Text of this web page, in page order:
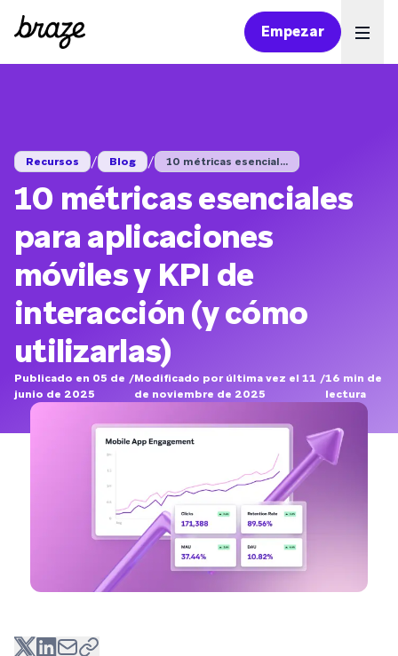
Empezar
Recursos / Blog / 10 métricas esencial...
10 métricas esenciales
para aplicaciones
móviles y KPI de
interacción (y cómo
utilizarlas)
Publicado en 05 de
junio de 2025
/Modificado por última vez el 11
de noviembre de 2025
/16 min de
lectura